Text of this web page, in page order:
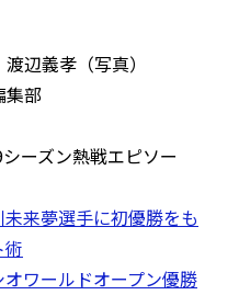
辺義孝（写真）
集部
ーズン熱戦エピソー
未来夢選手に初優勝をも
術
オワールドオープン優勝